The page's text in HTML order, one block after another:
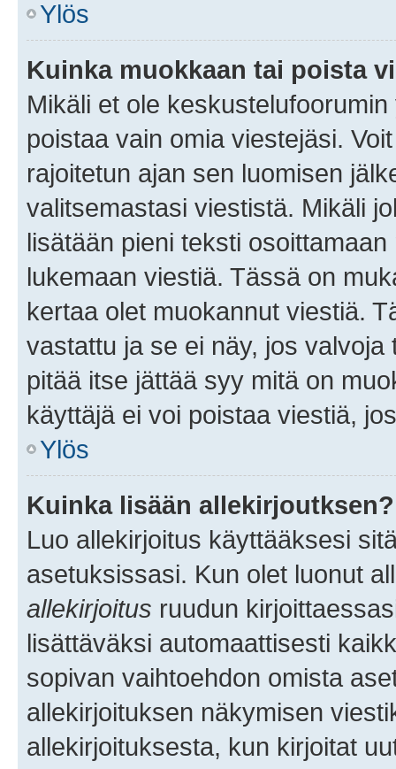
Ylös
Kuinka muokkaan tai poista
Mikäli et ole
poistaa vain omia viestejäsi.
rajoitetun ajan sen luomisen
valitsemastasi viestistä. Mikäli
lisätään pieni teksti
lukemaan viestiä. Tässä on
kertaa olet muokannut viestiä.
vastattu ja se ei näy, jos
pitää itse jättää syy mitä on
käyttäjä ei voi poistaa viestiä,
Ylös
Kuinka lisään allekirjoutksen?
Luo allekirjoitus käyttääksesi
asetuksissasi. Kun olet luonut
allekirjoitus ruudun
lisättäväksi automaattisesti
sopivan vaihtoehdon omista
allekirjoituksen näkymisen
allekirjoituksesta, kun kirjoitat